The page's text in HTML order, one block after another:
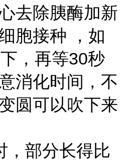
去除胰酶加新
胞接种 ，如
，再等30秒
消化时间，不
圆可以吹下来
，部分长得比